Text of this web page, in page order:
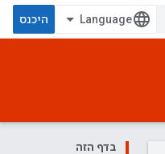
היכנס
בדף הזה